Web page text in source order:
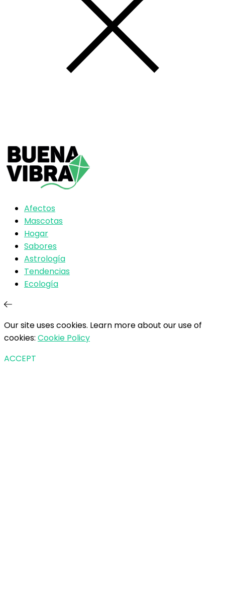
Afectos
Mascotas
Hogar
Sabores
Astrología
Tendencias
Ecología
Our site uses cookies. Learn more about our use of
cookies: Cookie Policy
ACCEPT